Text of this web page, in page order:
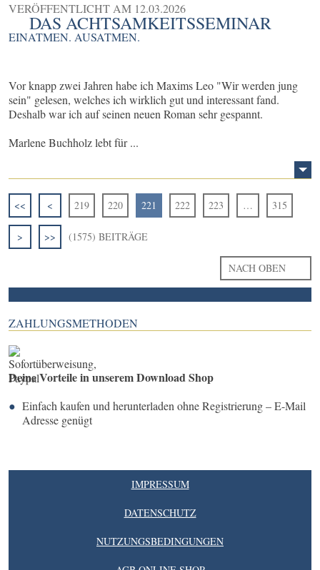
VERÖFFENTLICHT AM 12.03.2026
DAS ACHTSAMKEITSSEMINAR
EINATMEN. AUSATMEN.
Vor knapp zwei Jahren habe ich Maxims Leo "Wir werden jung
sein" gelesen, welches ich wirklich gut und interessant fand.
Deshalb war ich auf seinen neuen Roman sehr gespannt.
Marlene Buchholz lebt für ...
<< < 219 220 221 222 223 … 315
> >> (1575) BEITRÄGE
NACH OBEN
ZAHLUNGSMETHODEN
Deine Vorteile in unserem Download Shop
Einfach kaufen und herunterladen ohne Registrierung – E-Mail
Adresse genügt
IMPRESSUM
DATENSCHUTZ
NUTZUNGSBEDINGUNGEN